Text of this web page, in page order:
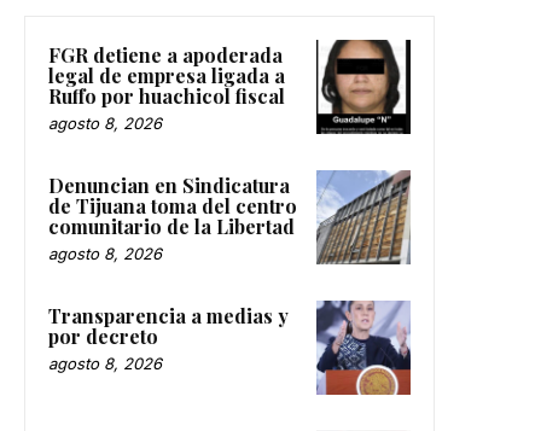
FGR detiene a apoderada
legal de empresa ligada a
Ruffo por huachicol fiscal
agosto 8, 2026
Denuncian en Sindicatura
de Tijuana toma del centro
comunitario de la Libertad
agosto 8, 2026
Transparencia a medias y
por decreto
agosto 8, 2026